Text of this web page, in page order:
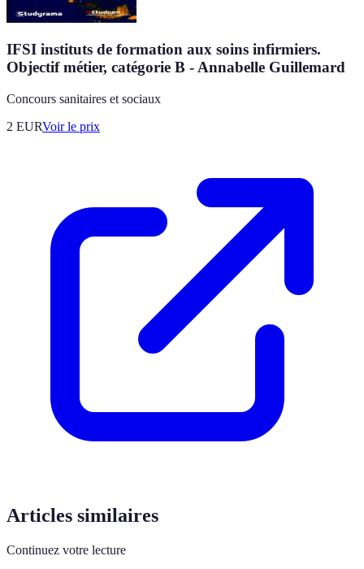
IFSI instituts de formation aux soins infirmiers.
Objectif métier, catégorie B - Annabelle Guillemard
Concours sanitaires et sociaux
2 EURVoir le prix
Articles similaires
Continuez votre lecture